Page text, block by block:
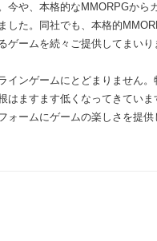
今や、本格的なMMORPGから
した。同社でも、本格的
ームを続々ご提供してまいり
ンゲームにとどまりません
はますます低くなってきてい
ームにゲームの楽しさを提供